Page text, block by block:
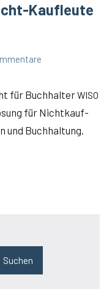
Kaufleute
für Buch­hal­terWISO
für Nicht­kauf­
und Buch­hal­tung.
Suchen